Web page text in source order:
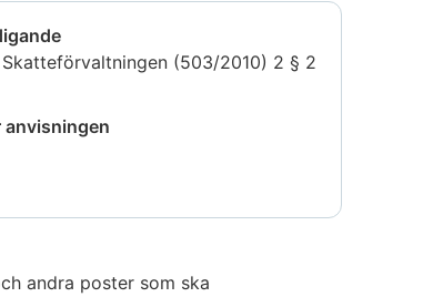
(503/2010) 2 § 2
anvisningen
andra poster som ska